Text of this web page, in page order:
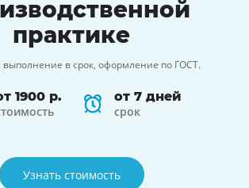
практике
в срок, оформление по ГОСТ.
1900 р.
от 7 дней
срок
Узнать стоимость